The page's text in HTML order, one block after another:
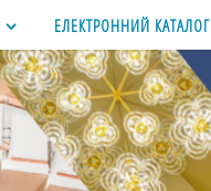
ЕЛЕКТРОННИЙ КАТАЛОГ